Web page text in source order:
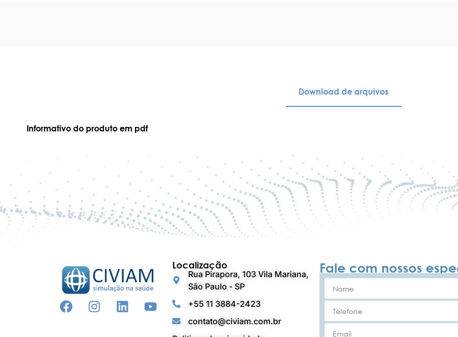
Download de arquivos
Informativo do produto em pdf
Localização
Rua Pirapora, 103 Vila Mariana,
São Paulo - SP
+55 11 3884-2423
contato@civiam.com.br
Fale com nossos